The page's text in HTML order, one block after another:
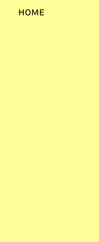
HOME